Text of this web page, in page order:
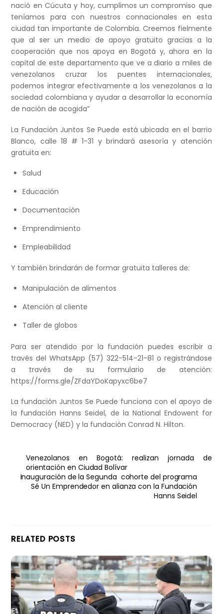
nació en Cúcuta y hoy, cumplimos un compromiso que
teníamos para con nuestros connacionales en esta
ciudad tan importante de Colombia. Creemos fielmente
que al ser un medio de apoyo gratuito gracias a la
cooperación que nos apoya en Bogotá y, ahora en la
capital de este departamento que ve a diario a miles de
venezolanos cruzar los puentes internacionales,
podemos integrar efectivamente a los venezolanos a la
sociedad colombiana y ayudar a desarrollar la economía
de nación de acogida”
La Fundación Juntos Se Puede está ubicada en el barrio
Blanco, calle 18 # 1-31 y brindará asesoría y atención
gratuita en:
Salud
Educación
Documentación
Emprendimiento
Empleabilidad
Y también brindarán de formar gratuita talleres de:
Manipulación de alimentos
Atención al cliente
Taller de globos
Para ser atendido por la fundación puedes escribir a
través del WhatsApp (57) 322-514-21-81 o registrándose
a través de su formulario de atención:
https://forms.gle/ZFdaYDoKapyxc6be7
La fundación Juntos Se Puede funciona con el apoyo de
la fundación Hanns Seidel, de la National Endowent for
Democracy (NED) y la fundación Conrad N. Hilton.
Venezolanos en Bogotá: realizan jornada de
orientación en Ciudad Bolívar
Inauguración de la Segunda cohorte del programa
Sé Un Emprendedor en alianza con la Fundación
Hanns Seidel
RELATED POSTS